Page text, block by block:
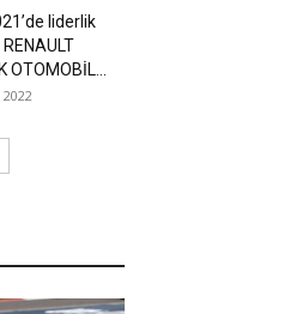
liderlik
OTOMOBİL...